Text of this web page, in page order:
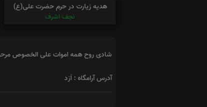
هدیه زیارت در حرم حضرت علی(ع)
نجف اشرف
شادی روح همه اموات علی الخصوص
آدرس آرامگاه : اَرَد